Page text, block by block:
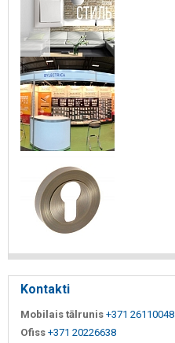
Kontakti
Mobilais tālrunis +371 26110048
Ofiss +371 20226638